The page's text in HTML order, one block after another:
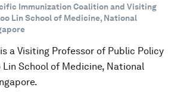
Immunization Coalition and Visiting
Lin School of Medicine, National
a Visiting Professor of Public Policy
Lin School of Medicine, National